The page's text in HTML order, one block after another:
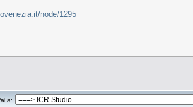
node/1295
a: